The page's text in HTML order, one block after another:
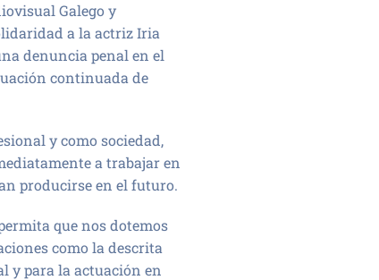
Galego y
a la actriz Iria
denuncia penal en el
continuada de
y como sociedad,
a trabajar en
producirse en el futuro.
que nos dotemos
como la descrita
y para la actuación en